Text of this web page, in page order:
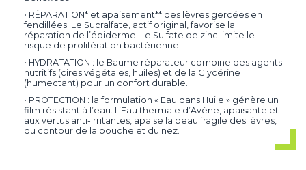
• RÉPARATION* et apaisement** des lèvres gercées en
fendillées. Le Sucralfate, actif original, favorise la
réparation de l’épiderme. Le Sulfate de zinc limite le
risque de prolifération bactérienne.
• HYDRATATION : le Baume réparateur combine des agents
nutritifs (cires végétales, huiles) et de la Glycérine
(humectant) pour un confort durable.
• PROTECTION : la formulation « Eau dans Huile » génère un
film résistant à l’eau. L’Eau thermale d’Avène, apaisante et
aux vertus anti-irritantes, apaise la peau fragile des lèvres,
du contour de la bouche et du nez.